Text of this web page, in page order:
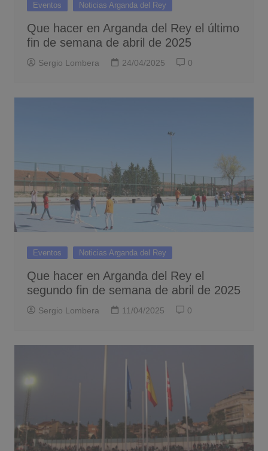
Eventos Noticias Arganda del Rey
Que hacer en Arganda del Rey el último
fin de semana de abril de 2025
Sergio Lombera 24/04/2025 0
Eventos Noticias Arganda del Rey
Que hacer en Arganda del Rey el
segundo fin de semana de abril de 2025
Sergio Lombera 11/04/2025 0